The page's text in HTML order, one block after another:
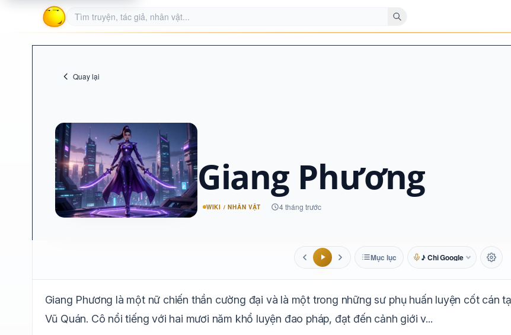
Quay lại
Giang Phương
WIKI / NHÂN VẬT 4 tháng trước
Mục lục ♪ Chị Google
Trắng Ngà Vàng Ghi
Giang Phương là một nữ chiến thần cường đại và là một trong những sư phụ huấn luyện cốt cán
Vũ Quán. Cô nổi tiếng với hai mươi năm khổ luyện đao pháp, đạt đến cảnh giới v...